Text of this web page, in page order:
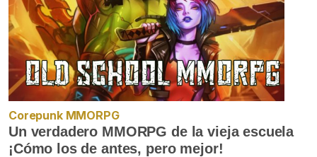
Corepunk MMORPG
Un verdadero MMORPG de la vieja escuela
¡Cómo los de antes, pero mejor!